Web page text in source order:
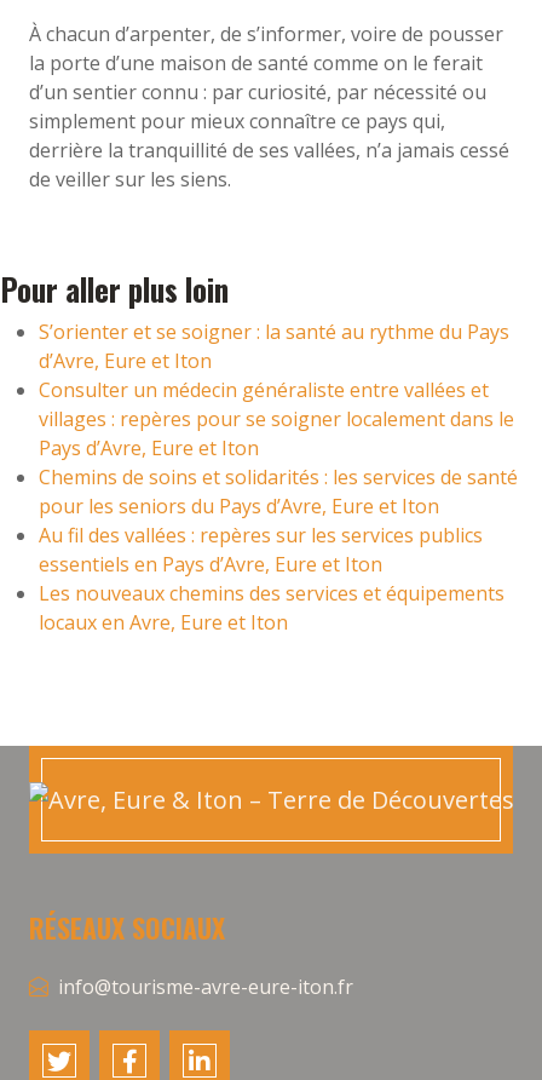
À chacun d’arpenter, de s’informer, voire de pousser
la porte d’une maison de santé comme on le ferait
d’un sentier connu : par curiosité, par nécessité ou
simplement pour mieux connaître ce pays qui,
derrière la tranquillité de ses vallées, n’a jamais cessé
de veiller sur les siens.
Pour aller plus loin
S’orienter et se soigner : la santé au rythme du Pays
d’Avre, Eure et Iton
Consulter un médecin généraliste entre vallées et
villages : repères pour se soigner localement dans le
Pays d’Avre, Eure et Iton
Chemins de soins et solidarités : les services de santé
pour les seniors du Pays d’Avre, Eure et Iton
Au fil des vallées : repères sur les services publics
essentiels en Pays d’Avre, Eure et Iton
Les nouveaux chemins des services et équipements
locaux en Avre, Eure et Iton
RÉSEAUX SOCIAUX
info@tourisme-avre-eure-iton.fr